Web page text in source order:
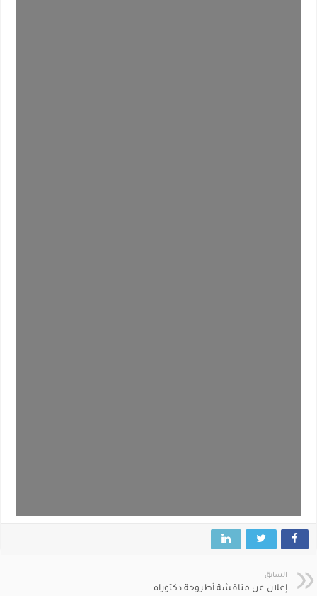
السابق
إعلان عن مناقشة أطروحة دكتوراه